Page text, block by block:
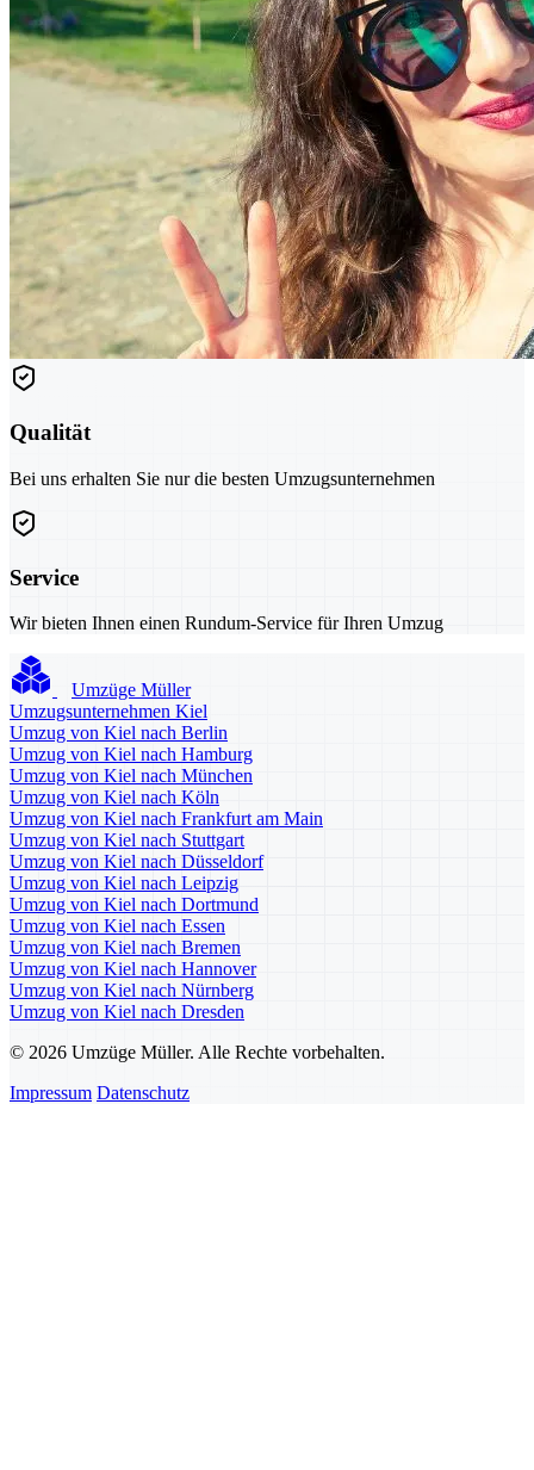
Qualität
Bei uns erhalten Sie nur die besten Umzugsunternehmen
Service
Wir bieten Ihnen einen Rundum-Service für Ihren Umzug
Umzüge Müller
Umzugsunternehmen Kiel
Umzug von Kiel nach Berlin
Umzug von Kiel nach Hamburg
Umzug von Kiel nach München
Umzug von Kiel nach Köln
Umzug von Kiel nach Frankfurt am Main
Umzug von Kiel nach Stuttgart
Umzug von Kiel nach Düsseldorf
Umzug von Kiel nach Leipzig
Umzug von Kiel nach Dortmund
Umzug von Kiel nach Essen
Umzug von Kiel nach Bremen
Umzug von Kiel nach Hannover
Umzug von Kiel nach Nürnberg
Umzug von Kiel nach Dresden
© 2026 Umzüge Müller. Alle Rechte vorbehalten.
Impressum Datenschutz